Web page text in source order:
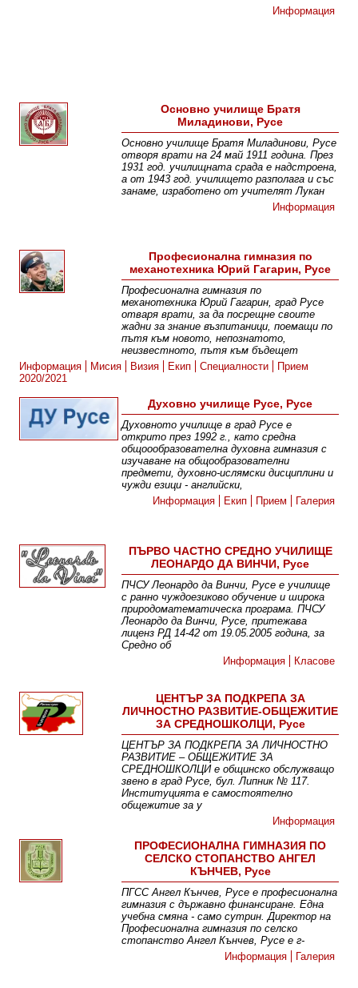
Информация
Основно училище Братя
Миладинови, Русе
Основно училище Братя Миладинови, Русе
отворя врати на 24 май 1911 година. През
1931 год. училищната срада е надстроена,
а от 1943 год. училището разполага и със
занаме, изработено от учителят Лукан
Информация
Професионална гимназия по
механотехника Юрий Гагарин, Русе
Професионална гимназия по
механотехника Юрий Гагарин, град Русе
отваря врати, за да посрещне своите
жадни за знание възпитаници, поемащи по
пътя към новото, непознатото,
неизвестното, пътя към бъдещет
Информация
Мисия Визия Екип Специалности
Прием
2020/2021
Духовно училище Русе, Русе
Духовното училище в град Русе е
открито през 1992 г., като средна
общоообразователна духовна гимназия с
изучаване на общообразователни
предмети, духовно-ислямски дисциплини и
чужди езици - английски,
Информация
Екип Прием Галерия
ПЪРВО ЧАСТНО СРЕДНО УЧИЛИЩЕ
ЛЕОНАРДО ДА ВИНЧИ, Русе
ПЧСУ Леонардо да Винчи, Русе е училище
с ранно чуждоезиково обучение и широка
природоматематическа програма. ПЧСУ
Леонардо да Винчи, Русе, притежава
лиценз РД 14-42 от 19.05.2005 година, за
Средно об
Информация
Класове
ЦЕНТЪР ЗА ПОДКРЕПА ЗА
ЛИЧНОСТНО РАЗВИТИЕ-ОБЩЕЖИТИЕ
ЗА СРЕДНОШКОЛЦИ, Русе
ЦЕНТЪР ЗА ПОДКРЕПА ЗА ЛИЧНОСТНО
РАЗВИТИЕ – ОБЩЕЖИТИЕ ЗА
СРЕДНОШКОЛЦИ е общинско обслужващо
звено в град Русе, бул. Липник № 117.
Институцията е самостоятелно
общежитие за у
Информация
ПРОФЕСИОНАЛНА ГИМНАЗИЯ ПО
СЕЛСКО СТОПАНСТВО АНГЕЛ
КЪНЧЕВ, Русе
ПГСС Ангел Кънчев, Русе е професионална
гимназия с държавно финансиране. Една
учебна смяна - само сутрин. Директор на
Професионална гимназия по селско
стопанство Ангел Кънчев, Русе е г-
Информация
Галерия